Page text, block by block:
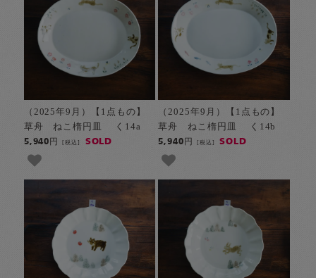
（2025年9月）【1点もの】
草舟 ねこ楕円皿 く14a
5,940円[税込] SOLD
（2025年9月）【1点もの】
草舟 ねこ楕円皿 く14b
5,940円 [税込] SOLD